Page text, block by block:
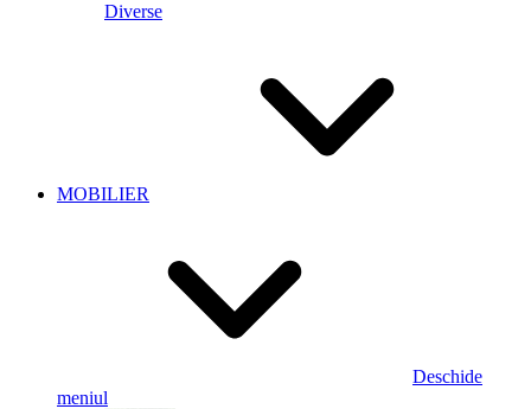
Diverse
MOBILIER
Deschide
meniul